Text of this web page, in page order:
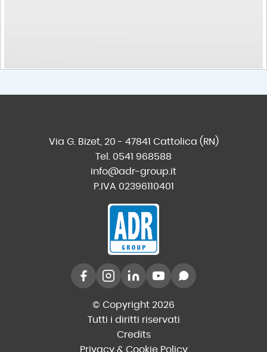
Via G. Bizet, 20 - 47841 Cattolica (RN)
Tel. 0541 968588
info@adr-group.it
P.IVA 02396110401
© Copyright 2026
Tutti i diritti riservati
Credits
Privacy & Cookie Policy